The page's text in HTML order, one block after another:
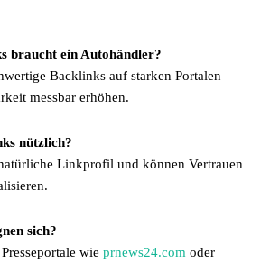
braucht ein Autohändler?
Backlinks auf starken Portalen
messbar erhöhen.
nützlich?
Linkprofil und können Vertrauen
sich?
wie prnews24.com oder